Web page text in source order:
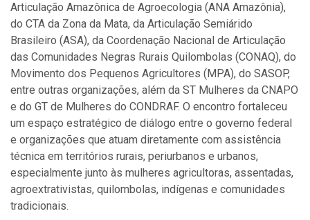
Articulação Amazônica de Agroecologia (ANA Amazônia),
do CTA da Zona da Mata, da Articulação Semiárido
Brasileiro (ASA), da Coordenação Nacional de Articulação
das Comunidades Negras Rurais Quilombolas (CONAQ), do
Movimento dos Pequenos Agricultores (MPA), do SASOP,
entre outras organizações, além da ST Mulheres da CNAPO
e do GT de Mulheres do CONDRAF. O encontro fortaleceu
um espaço estratégico de diálogo entre o governo federal
e organizações que atuam diretamente com assistência
técnica em territórios rurais, periurbanos e urbanos,
especialmente junto às mulheres agricultoras, assentadas,
agroextrativistas, quilombolas, indígenas e comunidades
tradicionais.